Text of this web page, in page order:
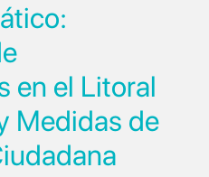
en el Litoral
Medidas de